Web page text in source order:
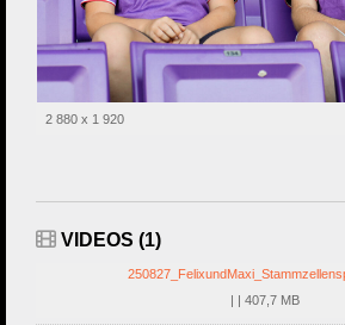
2 880 x 1 920
VIDEOS (1)
407,7 MB